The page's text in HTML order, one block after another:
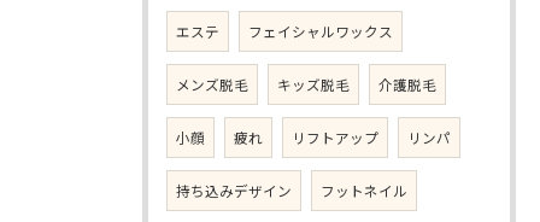
エステ フェイシャルワックス
メンズ脱毛 キッズ脱毛 介護脱毛
小顔 疲れ リフトアップ リンパ
持ち込みデザイン フットネイル